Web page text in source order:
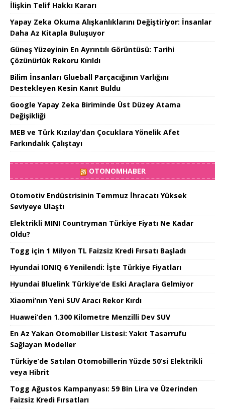
İlişkin Telif Hakkı Kararı
Yapay Zeka Okuma Alışkanlıklarını Değiştiriyor: İnsanlar
Daha Az Kitapla Buluşuyor
Güneş Yüzeyinin En Ayrıntılı Görüntüsü: Tarihi
Çözünürlük Rekoru Kırıldı
Bilim İnsanları Glueball Parçacığının Varlığını
Destekleyen Kesin Kanıt Buldu
Google Yapay Zeka Biriminde Üst Düzey Atama
Değişikliği
MEB ve Türk Kızılay’dan Çocuklara Yönelik Afet
Farkındalık Çalıştayı
OTONOMHABER
Otomotiv Endüstrisinin Temmuz İhracatı Yüksek
Seviyeye Ulaştı
Elektrikli MINI Countryman Türkiye Fiyatı Ne Kadar
Oldu?
Togg için 1 Milyon TL Faizsiz Kredi Fırsatı Başladı
Hyundai IONIQ 6 Yenilendi: İşte Türkiye Fiyatları
Hyundai Bluelink Türkiye’de Eski Araçlara Gelmiyor
Xiaomi’nın Yeni SUV Aracı Rekor Kırdı
Huawei’den 1.300 Kilometre Menzilli Dev SUV
En Az Yakan Otomobiller Listesi: Yakıt Tasarrufu
Sağlayan Modeller
Türkiye’de Satılan Otomobillerin Yüzde 50’si Elektrikli
veya Hibrit
Togg Ağustos Kampanyası: 59 Bin Lira ve Üzerinden
Faizsiz Kredi Fırsatları